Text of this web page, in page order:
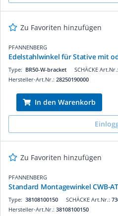
Zu Favoriten hinzufügen
PFANNENBERG
Edelstahlwinkel für Stative mit
SCHÄCKE Art.Nr.:
Type: BR50-W-bracket
Hersteller-Art.Nr.: 28250190000
In den Warenkorb
Zu Favoriten hinzufügen
PFANNENBERG
Standard Montagewinkel CWB-
SCHÄCKE Art.Nr.:
Type: 38108100150
Hersteller-Art.Nr.: 38108100150